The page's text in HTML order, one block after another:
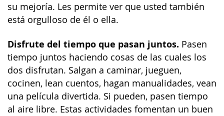
su mejoría. Les permite ver que usted también
está orgulloso de él o ella.
Disfrute del tiempo que pasan juntos. Pasen
tiempo juntos haciendo cosas de las cuales los
dos disfrutan. Salgan a caminar, jueguen,
cocinen, lean cuentos, hagan manualidades, vean
una película divertida. Si pueden, pasen tiempo
al aire libre. Estas actividades fomentan un buen